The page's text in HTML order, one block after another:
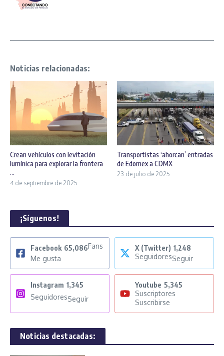
Noticias relacionadas:
Crean vehículos con levitación
lumínica para explorar la frontera
...
4 de septiembre de 2025
Transportistas ‘ahorcan’ entradas
de Edomex a CDMX
23 de julio de 2025
¡Síguenos!
Facebook 65,086Fans
Me gusta
X (Twitter) 1,248
SeguidoresSeguir
Instagram 1,345
SeguidoresSeguir
Youtube 5,345
Suscriptores
Suscribirse
Noticias destacadas: